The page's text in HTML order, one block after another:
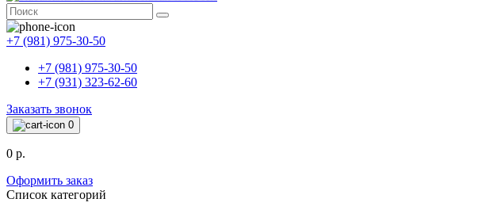
+7 (981) 975-30-50
+7 (981) 975-30-50
+7 (931) 323-62-60
Заказать звонок
0
0 р.
Оформить заказ
Список категорий